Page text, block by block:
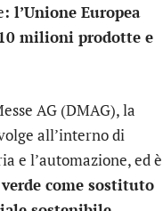
: l’Unione Europea
milioni prodotte e
AG (DMAG), la
all’interno di
e l’automazione, ed è
come sostituto